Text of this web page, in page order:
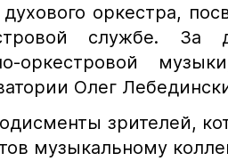
оркестра,
службе. За
Олег
зрителей,
музыкальному